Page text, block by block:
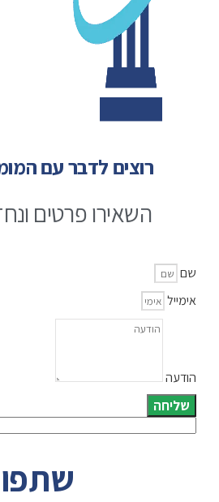
רוצים לדבר עם
השאירו פרטים
שם
אימייל
הודעה
שליחה
שתפו